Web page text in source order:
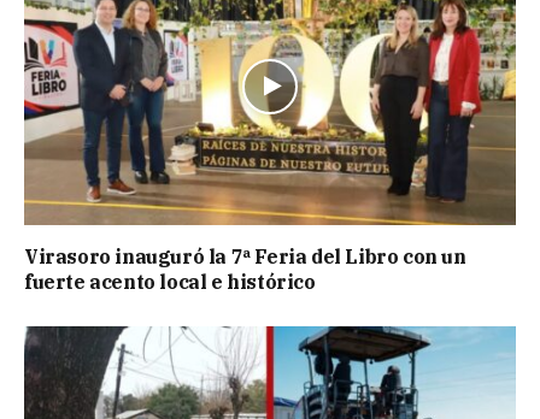
Virasoro inauguró la 7ª Feria del Libro con un
fuerte acento local e histórico